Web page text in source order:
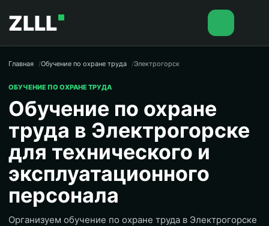
ZLLL
Главная Обучение по охране труда Электрогорск
ОБУЧЕНИЕ ПО ОХРАНЕ ТРУДА
Обучение по охране
труда в Электрогорске
для технического и
эксплуатационного
персонала
Организуем обучение по охране труда в Электрогорске